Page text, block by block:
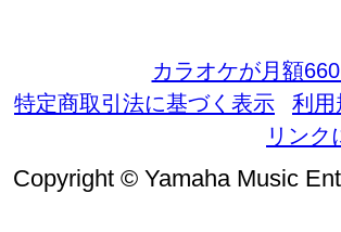
カラオケが月額
特定商取引法に基づく表示
利用
リンク
Copyright © Yamaha Music